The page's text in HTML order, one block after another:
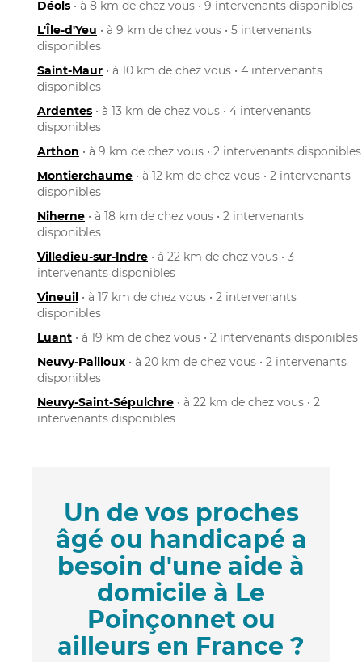
Déols • à 8 km de chez vous • 9 intervenants disponibles
L'Île-d'Yeu • à 9 km de chez vous • 5 intervenants
disponibles
Saint-Maur • à 10 km de chez vous • 4 intervenants
disponibles
Ardentes • à 13 km de chez vous • 4 intervenants
disponibles
Arthon • à 9 km de chez vous • 2 intervenants disponibles
Montierchaume • à 12 km de chez vous • 2 intervenants
disponibles
Niherne • à 18 km de chez vous • 2 intervenants
disponibles
Villedieu-sur-Indre • à 22 km de chez vous • 3
intervenants disponibles
Vineuil • à 17 km de chez vous • 2 intervenants
disponibles
Luant • à 19 km de chez vous • 2 intervenants disponibles
Neuvy-Pailloux • à 20 km de chez vous • 2 intervenants
disponibles
Neuvy-Saint-Sépulchre • à 22 km de chez vous • 2
intervenants disponibles
Un de vos proches
âgé ou handicapé a
besoin d'une aide à
domicile à Le
Poinçonnet ou
ailleurs en France ?